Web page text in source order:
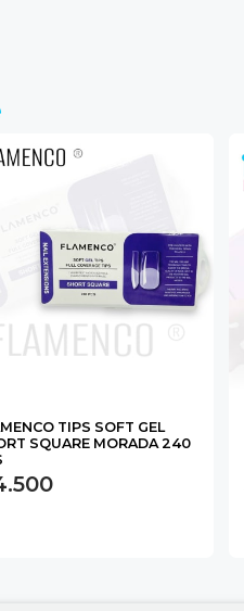
TIPS SOFT GEL
SQUARE MORADA 240